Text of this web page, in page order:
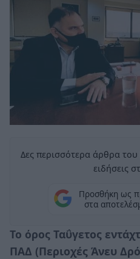
Δες περισσότερα άρθρα
ειδήσεις
Προσθήκη ως
στα
Το όρος Ταΰγετος
ΠΑΔ (Περιοχές Άνευ